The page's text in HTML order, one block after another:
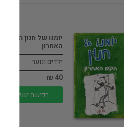
יומנו של חנון הקש
האחרון
ילדים ונוער
40 ₪
רכישה ישירה